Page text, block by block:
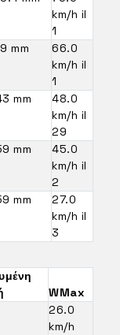
km/h il
1
mm
66.0
km/h il
1
mm
48.0
km/h il
29
mm
45.0
km/h il
2
mm
27.0
km/h il
3
WMax
26.0
km/h